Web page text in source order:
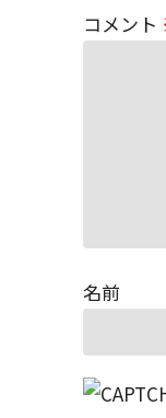
コメント
名前